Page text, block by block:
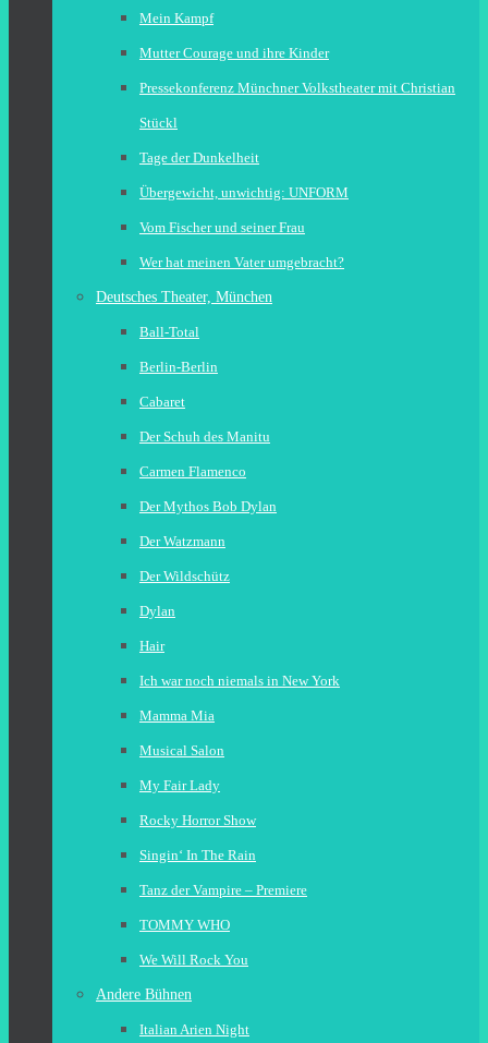
Mein Kampf
Mutter Courage und ihre Kinder
Pressekonferenz Münchner Volkstheater mit Christian
Stückl
Tage der Dunkelheit
Übergewicht, unwichtig: UNFORM
Vom Fischer und seiner Frau
Wer hat meinen Vater umgebracht?
Deutsches Theater, München
Ball-Total
Berlin-Berlin
Cabaret
Der Schuh des Manitu
Carmen Flamenco
Der Mythos Bob Dylan
Der Watzmann
Der Wildschütz
Dylan
Hair
Ich war noch niemals in New York
Mamma Mia
Musical Salon
My Fair Lady
Rocky Horror Show
Singin‘ In The Rain
Tanz der Vampire – Premiere
TOMMY WHO
We Will Rock You
Andere Bühnen
Italian Arien Night